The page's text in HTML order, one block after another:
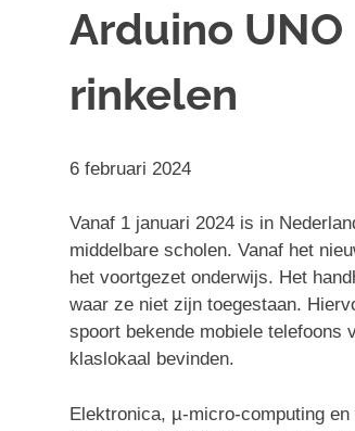
Arduino
rinkelen
6 februari 2024
Vanaf 1 januari 2024 is in
middelbare scholen. Vanaf het
het voortgezet onderwijs. Het
waar ze niet zijn toegestaan.
spoort bekende mobiele telefoons
klaslokaal bevinden.
Elektronica, µ-micro-computing